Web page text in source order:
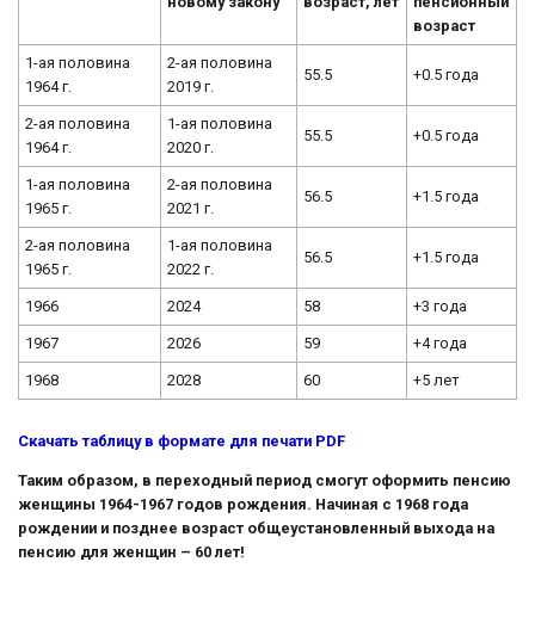
возраст
1-ая половина
1964 г.
2-ая половина
2019 г.
55.5 +0.5 года
2-ая половина
1964 г.
1-ая половина
2020 г.
55.5 +0.5 года
1-ая половина
1965 г.
2-ая половина
2021 г.
56.5 +1.5 года
2-ая половина
1965 г.
1-ая половина
2022 г.
56.5 +1.5 года
1966 2024 58 +3 года
1967 2026 59 +4 года
1968 2028 60 +5 лет
Скачать таблицу в формате для печати PDF
Таким образом, в переходный период смогут оформить пенсию
женщины 1964-1967 годов рождения. Начиная с 1968 года
рождении и позднее возраст общеустановленный выхода на
пенсию для женщин – 60 лет!